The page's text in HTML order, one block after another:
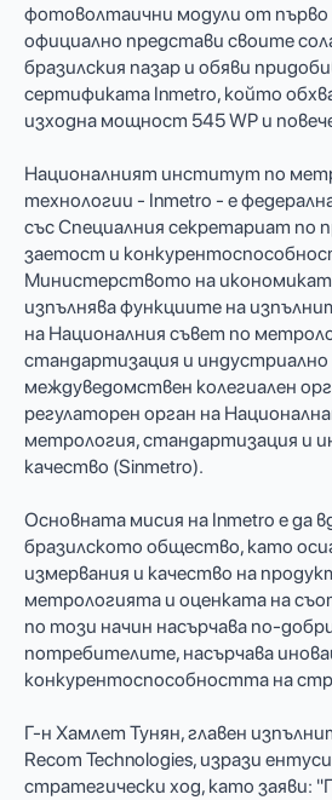
фотоволтаични модули от първо
официално представи своите
бразилския пазар и обяви
сертификата Inmetro, който
изходна мощност 545 WP и
Националният институт по
технологии - Inmetro - е
със Специалния секретариат по
заетост и
Министерството на
изпълнява функциите на
на Националния съвет по
стандартизация и индустриално
междуведомствен колегиален
регулаторен орган на
метрология, стандартизация и
качество (Sinmetro).
Основната мисия на Inmetro е да
бразилското общество, като
измервания и качество на
метрологията и оценката на
по този начин насърчава по-
потребителите, насърчава
конкурентоспособността на
Г-н Хамлет Тунян, главен
Recom Technologies, изрази
стратегически ход, като заяви: